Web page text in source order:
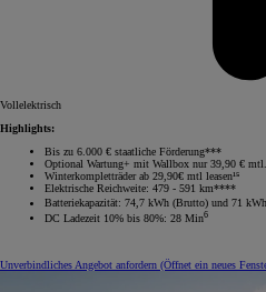
Vollelektrisch
Highlights:
Bis zu 6.000 € staatliche Förderung***
Optional Wartung+ mit Wallbox nur 39,90 €
Winterkompletträder ab 29,90€ mtl leasen¹⁵
Elektrische Reichweite: 479 - 591 km****
Batteriekapazität: 74,7 kWh (Brutto) und 71
DC Ladezeit 10% bis 80%: 28 Min6
Unverbindliches Angebot anfordern (Öffnet ein neues